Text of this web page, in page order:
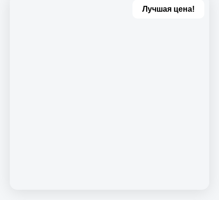
Лучшая цена!